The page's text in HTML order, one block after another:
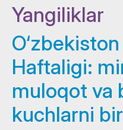
Yangiliklar
Haftaligi:
muloqot va
kuchlarni